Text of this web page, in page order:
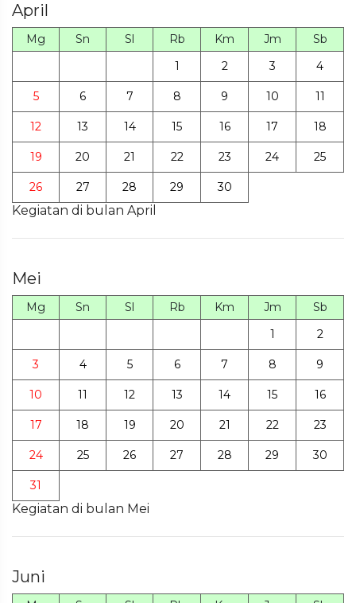
April
Mg Sn Sl Rb Km Jm
Sb
1
2 3 4
5 6 7 8 9 10 11
12 13 14 15 16 17 18
19 20 21 22 23 24 25
26 27 28 29 30
Kegiatan di bulan April
Mei
Mg Sn Sl Rb Km Jm
Sb
1
2
3 4 5 6 7 8 9
10 11 12 13 14 15 16
17 18 19 20 21 22 23
24 25 26 27 28 29 30
31
Kegiatan di bulan Mei
Juni